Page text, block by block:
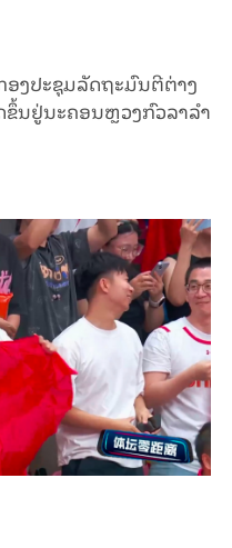
ງ​ປະ​ຊຸມ​ລັດ​ຖະ​ມົນ​ຕີ​ຕ່າງ​
ຂຶ້ນ​ຢູ່​ນະ​ຄອນ​ຫຼວງ​ກົວ​ລາ​ລຳ​